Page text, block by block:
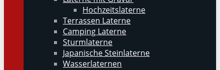
Hochzeitslaterne
Terrassen Laterne
Camping Laterne
Sturmlaterne
Japanische Steinlaterne
Wasserlaternen